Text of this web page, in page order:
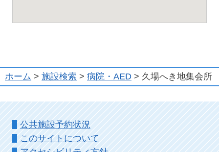
ホーム > 施設検索 > 病院・AED > 久場へき地集会所
公共施設予約状況
このサイトについて